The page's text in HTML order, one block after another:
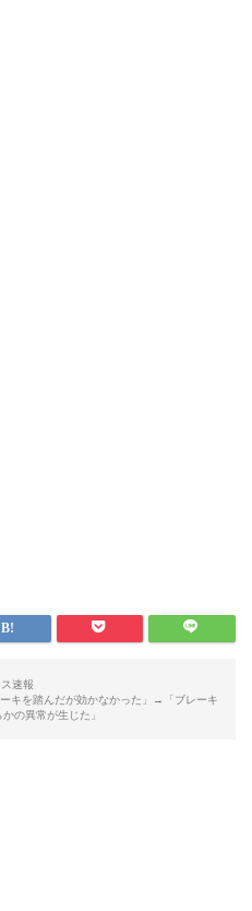
速報
キを踏んだが効かなかった」→「ブレーキ
の異常が生じた」